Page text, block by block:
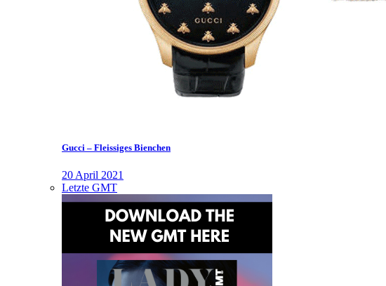
Gucci – Fleissiges Bienchen
20 April 2021
Letzte GMT